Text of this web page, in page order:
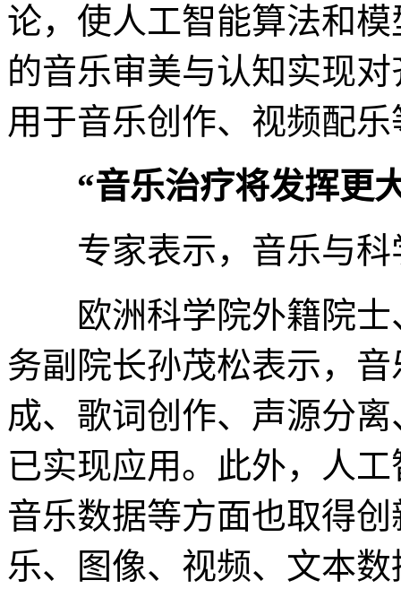
论，使人工智能算法和
的音乐审美与认知实现
用于音乐创作、视频配
“音乐治疗将发挥更
专家表示，音乐与科
欧洲科学院外籍院士
务副院长孙茂松表示，
成、歌词创作、声源分
已实现应用。此外，人
音乐数据等方面也取得
乐、图像、视频、文本